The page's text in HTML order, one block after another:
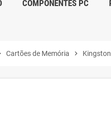
COMPONENTES PC
Cartões de Memória chevron_right